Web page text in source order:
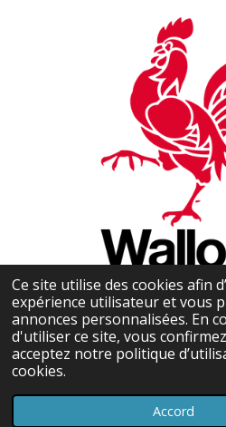
Ce site utilise des cookies afin
expérience utilisateur et vous
annonces personnalisées. En
d'utiliser ce site, vous
acceptez notre politique
cookies.
Accord